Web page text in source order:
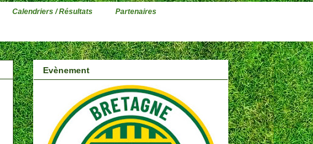
Calendriers / Résultats Partenaires
Evènement